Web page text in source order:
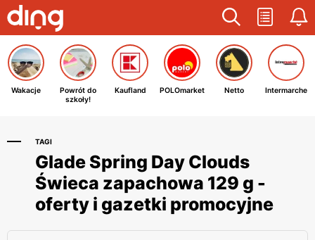
Wakacje
Powrót do
szkoły!
Kaufland POLOmarket Netto Intermarche
TAGI
Glade Spring Day Clouds
Świeca zapachowa 129 g -
oferty i gazetki promocyjne